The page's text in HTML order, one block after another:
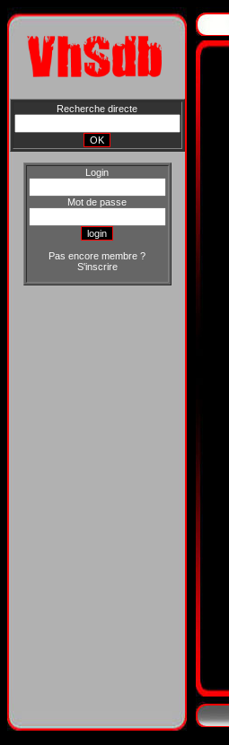
Recherche directe
Login
Mot de passe
Pas encore membre ?
S'inscrire